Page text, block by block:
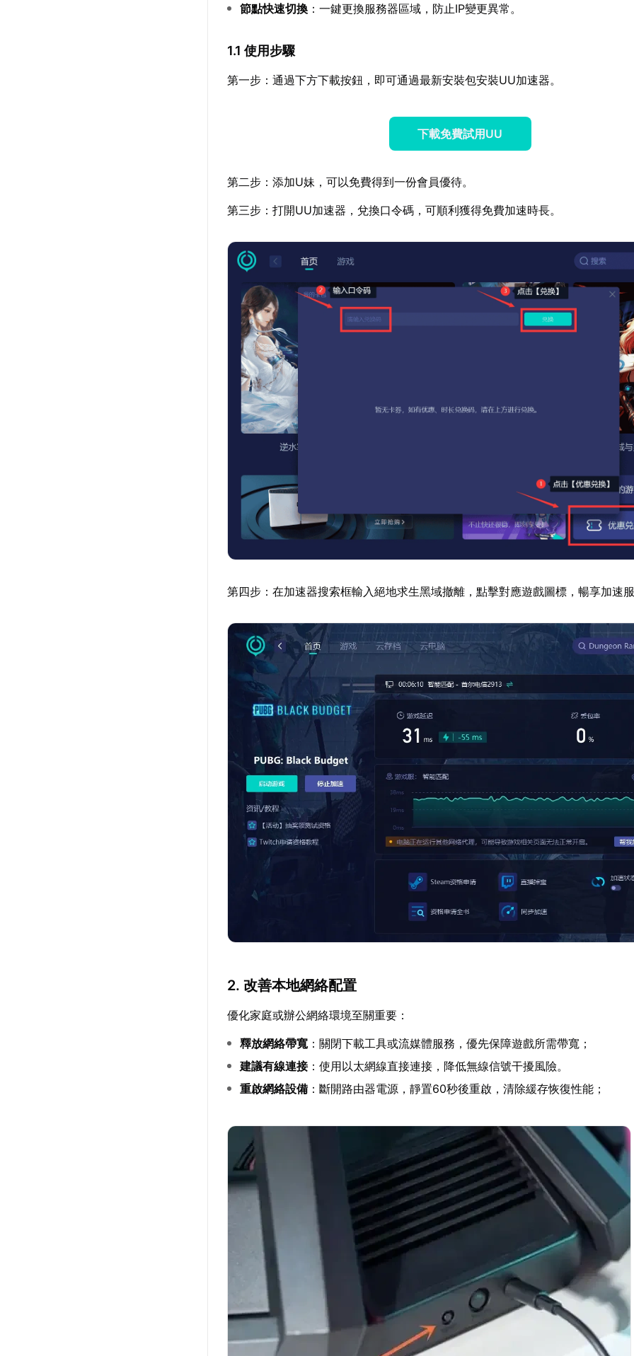
節點快速切換 ：一鍵更換服務器區域，防止IP變更異常。
1.1 使用步驟
第一步：通過下方下載按鈕，即可通過最新安裝包安裝UU加速器。
下載免費試用UU
第二步：添加U妹，可以免費得到一份會員優待。
第三步：打開UU加速器，兌換口令碼，可順利獲得免費加速時長。
第四步：在加速器搜索框輸入絕地求生黑域撤離，點擊對應遊戲圖標，暢享加速
2. 改善本地網絡配置
優化家庭或辦公網絡環境至關重要：
釋放網絡帶寬：關閉下載工具或流媒體服務，優先保障遊戲所需帶寬；
建議有線連接：使用以太網線直接連接，降低無線信號干擾風險。
重啟網絡設備 ：斷開路由器電源，靜置60秒後重啟，清除緩存恢復性能；